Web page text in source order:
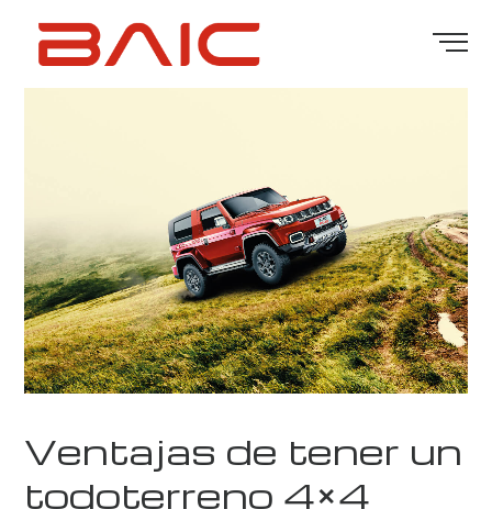
Ventajas de tener un
todoterreno 4×4